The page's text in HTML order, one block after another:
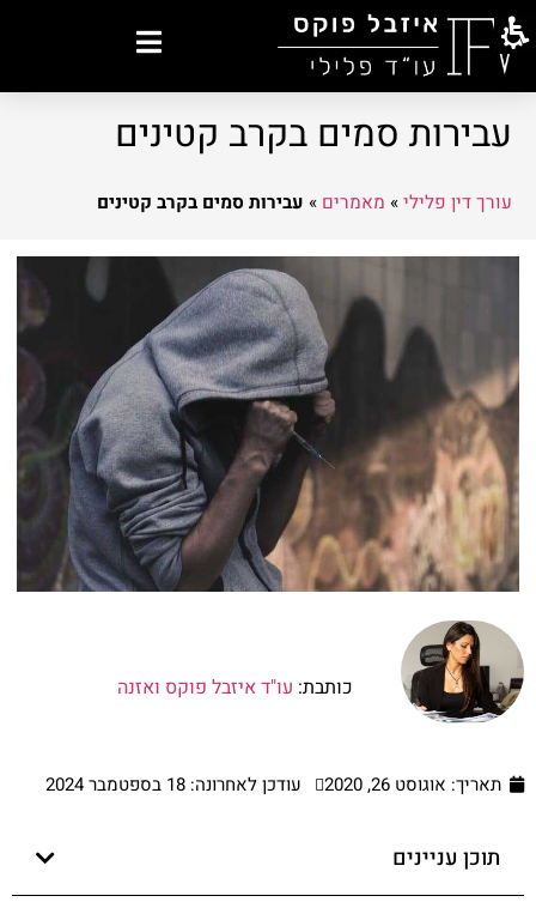
עבירות סמים בקרב קטינים
עורך דין פלילי» מאמרים » עבירות סמים בקרב קטינים
כותבת: עו"ד איזבל פוקס ואזנה
תאריך: אוגוסט 26, 2020 עודכן לאחרונה: 18 בספטמבר 2024
תוכן עניינים